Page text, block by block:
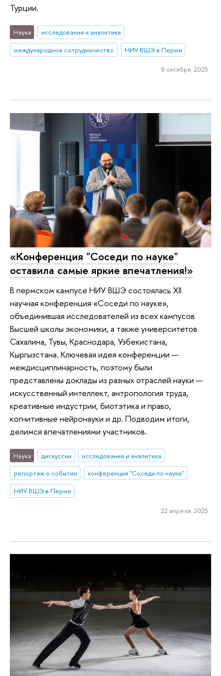
Турции.
Наука
исследования и аналитика
международное сотрудничество
НИУ ВШЭ в Перми
9 октября 2025
«Конференция "Соседи по науке"
оставила самые яркие впечатления!»
В пермском кампусе НИУ ВШЭ состоялась XII
научная конференция «Соседи по науке»,
объединившая исследователей из всех кампусов
Высшей школы экономики, а также университетов
Сахалина, Тувы, Краснодара, Узбекистана,
Кыргызстана. Ключевая идея конференции —
междисциплинарность, поэтому были
представлены доклады из разных отраслей науки —
искусственный интеллект, антропология труда,
креативные индустрии, биотэтика и право,
когнитивные нейронауки и др. Подводим итоги,
делимся впечатлениями участников.
Наука дискуссии
исследования и аналитика
репортаж о событии
конференция "Соседи по науке"
НИУ ВШЭ в Перми
22 апреля 2025